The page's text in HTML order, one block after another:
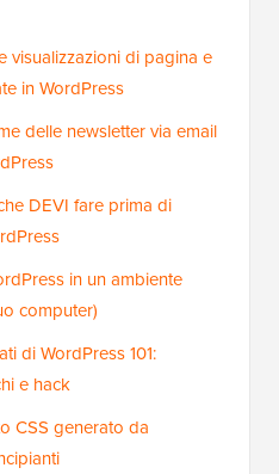
visualizzazioni di pagina e
in WordPress
delle newsletter via email
DEVI fare prima di
in un ambiente
computer)
di WordPress 101:
e hack
CSS generato da